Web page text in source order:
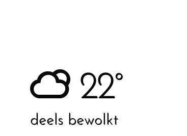
22°
deels bewolkt